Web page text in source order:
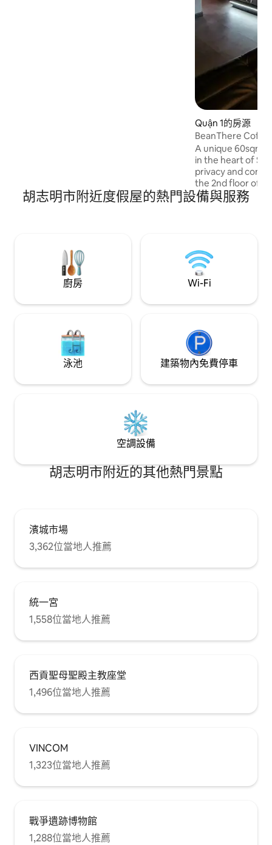
座城市的一些精髓。 -巴士：如果您考慮乘
坐公共巴士，請前往109路巴士，然後抵達
市是一名自由攝影師;因此，請隨時與我交
談，或者讓我們在咖啡館閒逛，討論當地
美食，美術，攝影，你可能會感興趣的事
南最具活力的城市中心僅幾步之遙。 大樓
真的住在胡志明市的中心。距離Bitexco金
融大樓3分鐘，距離Ben Thanh中央巴士站
10分鐘，出租車就在您的門前。 準備好探
索西貢–遠東明珠！
Quận 1的房源
BeanThere
A unique 60sqm
in the heart of
privacy and
the 2nd floor of a
above cozy
ground floor, it’s
Each guest is
food & drink) at
night booked. Free housekeeping for
stays over 4
胡志明市附近度假屋的熱門設備與服務
廚房 Wi-Fi
泳池 建築物內免費停車
空調設備
胡志明市附近的其他熱門景點
濱城市場
3,362位當地人推薦
統一宮
1,558位當地人推薦
西貢聖母聖殿主教座堂
1,496位當地人推薦
VINCOM
1,323位當地人推薦
戰爭遺跡博物館
1,288位當地人推薦